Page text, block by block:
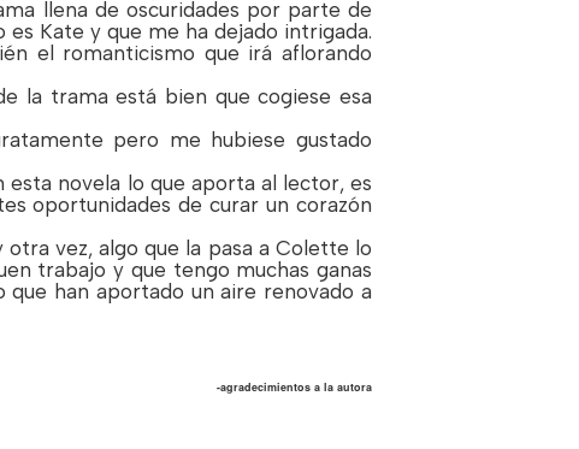
llena de oscuridades por parte de
Kate y que me ha dejado intrigada.
el romanticismo que irá aflorando
la trama está bien que cogiese esa
pero me hubiese gustado
novela lo que aporta al lector, es
oportunidades de curar un corazón
vez, algo que la pasa a Colette lo
trabajo y que tengo muchas ganas
han aportado un aire renovado a
-agradecimientos a la autora